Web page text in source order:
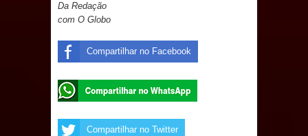
candidatura de Denise Ribeiro à
Mari marca presença no maior
evento de saúde pública do planeta
com foco na qualificação dos
Da Redação
com O Globo
Compartilhar no Facebook
Compartilhar no Twitter